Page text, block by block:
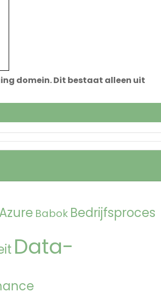
domein. Dit bestaat alleen uit
Azure Babok Bedrijfsproces
Data-